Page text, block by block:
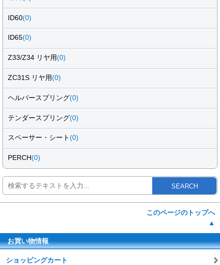
ID60(0)
ID65(0)
Z33/Z34 リヤ用(0)
ZC31S リヤ用(0)
ヘルパースプリング(0)
テンダースプリング(0)
スペーサー・シート(0)
PERCH(0)
SEARCH
このページのトップへ
▲
お買い物情報
ショッピングカート